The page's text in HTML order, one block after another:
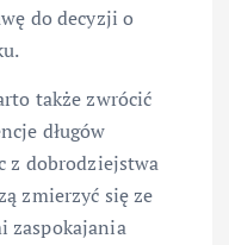
do decyzji o
także zwrócić
długów
z dobrodziejstwa
zmierzyć się ze
zaspokajania